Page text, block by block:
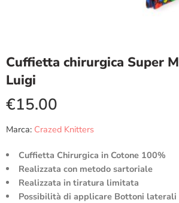
Cuffietta chirurgica Super
Luigi
€15.00
Marca: Crazed Knitters
Cuffietta Chirurgica in Cotone 100%
Realizzata con metodo sartoriale
Realizzata in tiratura limitata
Possibilità di applicare Bottoni laterali